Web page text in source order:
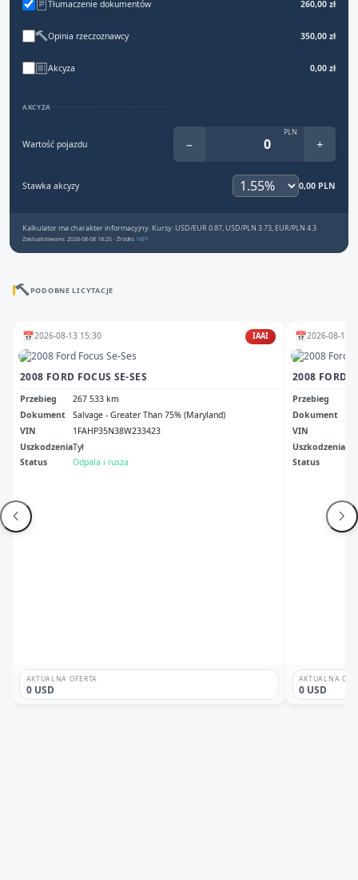
Tłumaczenie dokumentów 260,00 zł
Opinia rzeczoznawcy 350,00 zł
Akcyza 0,00 zł
AKCYZA
Wartość pojazdu −
PLN
+
Stawka akcyzy 0,00 PLN
Kalkulator ma charakter informacyjny. Kursy: USD/EUR 0.87, USD/PLN 3.73, EUR/PLN 4.3
Zaktualizowano: 2026-08-08 18:25 · Źródło: NBP
PODOBNE LICYTACJE
📅2026-08-13 15:30 IAAI
2008 FORD FOCUS SE-SES
Przebieg
267 533 km
Dokument
Salvage - Greater Than 75% (Maryland)
VIN
1FAHP35N38W233423
UszkodzeniaTył
Status
Odpala i rusza
AKTUALNA OFERTA
0 USD
📅2026-08-12
2008 FORD
Przebieg
Dokument
VIN
Uszkodzenia
Status
AKTUALNA
0 USD